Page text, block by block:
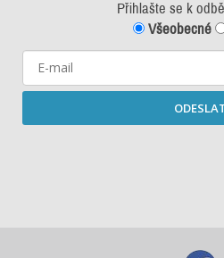
Přihlašte se k
Všeobecné